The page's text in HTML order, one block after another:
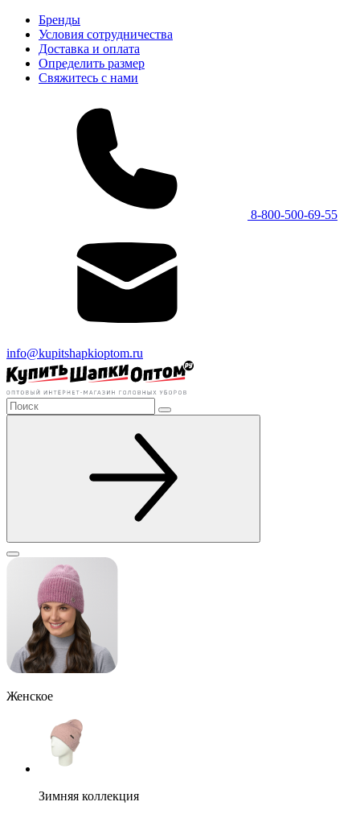
Бренды
Условия сотрудничества
Доставка и оплата
Определить размер
Свяжитесь с нами
8-800-500-69-55
info@kupitshapkioptom.ru
Женское
Зимняя коллекция